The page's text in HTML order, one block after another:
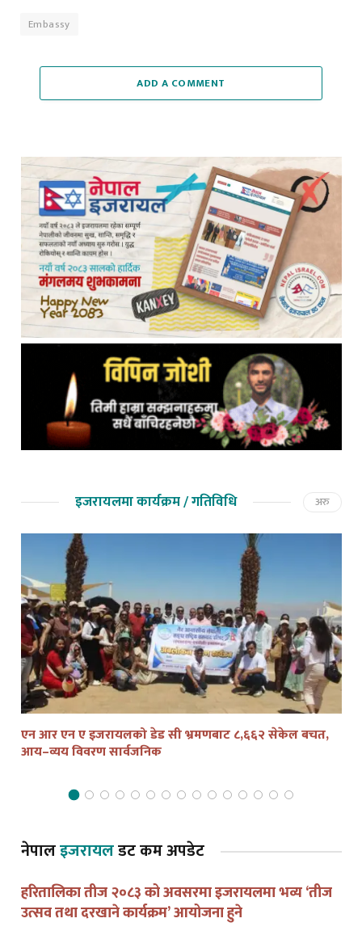
Embassy
ADD A COMMENT
इजरायलमा कार्यक्रम / गतिविधि अरु
एन आर एन ए इजरायलको डेड सी भ्रमणबाट ८,६६२ सेकेल बचत,
आय–व्यय विवरण सार्वजनिक
नेपालइजरायलडट कम अपडेट
हरितालिका तीज २०८३ को अवसरमा इजरायलमा भव्य ‘तीज
उत्सव तथा दरखाने कार्यक्रम’ आयोजना हुने